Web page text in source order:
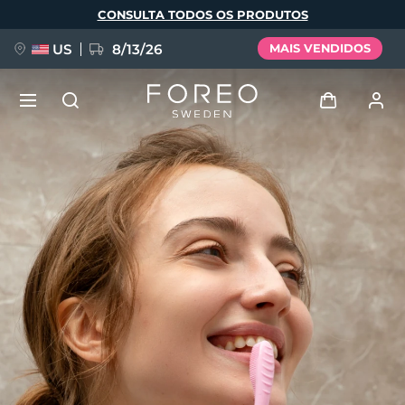
principal
CONSULTA TODOS OS PRODUTOS
US 8/13/26 MAIS VENDIDOS
Perfil de usuário
Meus aparelhos
Meus pedidos
Meus endereços
As minhas subscrições
NOVIDADE
FAQ™ Pure Beauty-Tech Elixir
BREAKING NEWS
issa™ Teeth Whitening Set
Idioma
English Deutsch
Español
Français
Italiano
Português
Polski
Svenska
Русский
Türkçe
简体中文 繁體中文